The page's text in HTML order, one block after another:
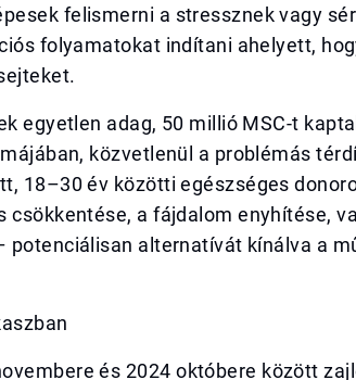
felismerni a stressznek vagy
folyamatokat indítani ahelyett,
egyetlen adag, 50 millió MSC-t
közvetlenül a problémás
18–30 év közötti egészséges
csökkentése, a fájdalom enyhítése,
potenciálisan alternatívát kínálva a
és 2024 októbere között